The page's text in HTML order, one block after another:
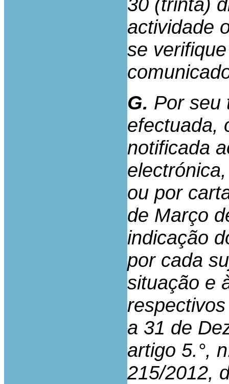
actividade
se
G. Por seu
efectuada,
notificada
ou por
de Março
indicação
por cada
situação e
a 31 de
artigo 5.°,
215/2012,